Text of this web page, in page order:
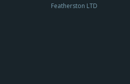
Featherston LTD